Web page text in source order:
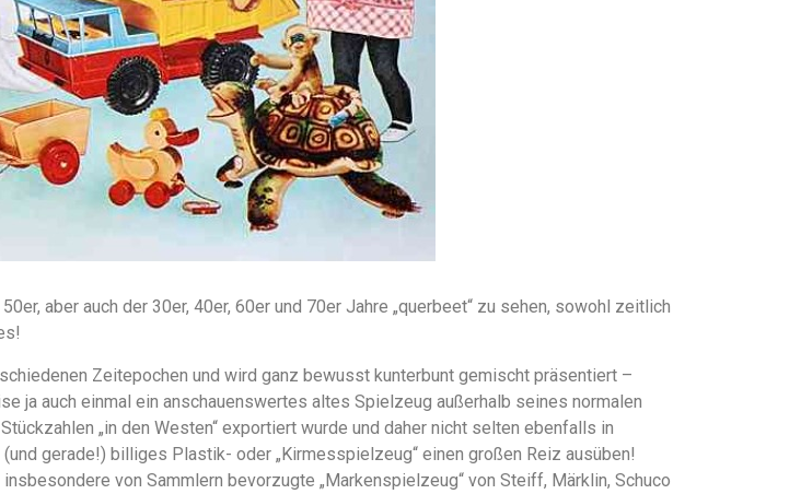
aber auch der 30er, 40er, 60er und 70er Jahre „querbeet“ zu sehen, sowohl zeitlich
Zeitepochen und wird ganz bewusst kunterbunt gemischt präsentiert –
ja auch einmal ein anschauenswertes altes Spielzeug außerhalb seines normalen
„in den Westen“ exportiert wurde und daher nicht selten ebenfalls in
gerade!) billiges Plastik- oder „Kirmesspielzeug“ einen großen Reiz ausüben!
von Sammlern bevorzugte „Markenspielzeug“ von Steiff, Märklin, Schuco